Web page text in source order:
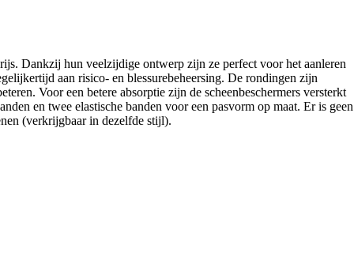
Dankzij hun veelzijdige ontwerp zijn ze perfect voor het aanleren
aan risico- en blessurebeheersing. De rondingen zijn
Voor een betere absorptie zijn de scheenbeschermers versterkt
en twee elastische banden voor een pasvorm op maat. Er is geen
(verkrijgbaar in dezelfde stijl).